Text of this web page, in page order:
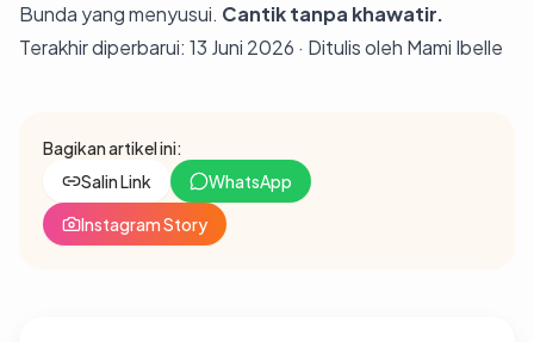
Bunda yang menyusui. Cantik tanpa khawatir.
Terakhir diperbarui: 13 Juni 2026 · Ditulis oleh Mami Ibelle
Bagikan artikel ini:
Salin Link
WhatsApp
Instagram Story